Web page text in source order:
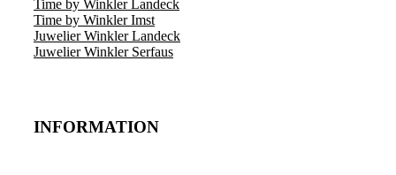
Time by Winkler Landeck
Time by Winkler Imst
Juwelier Winkler Landeck
Juwelier Winkler Serfaus
INFORMATION